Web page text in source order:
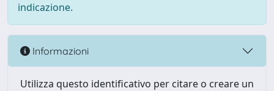
indicazione.
Informazioni
Utilizza questo identificativo per citare o creare un